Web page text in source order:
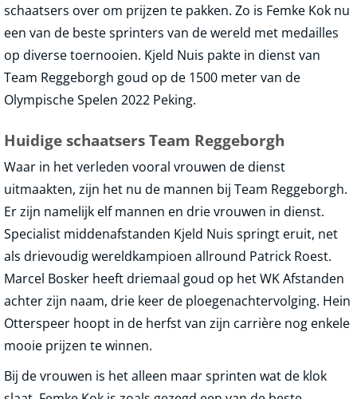
schaatsers over om prijzen te pakken. Zo is Femke Kok nu
een van de beste sprinters van de wereld met medailles
op diverse toernooien. Kjeld Nuis pakte in dienst van
Team Reggeborgh goud op de 1500 meter van de
Olympische Spelen 2022 Peking.
Huidige schaatsers Team Reggeborgh
Waar in het verleden vooral vrouwen de dienst
uitmaakten, zijn het nu de mannen bij Team Reggeborgh.
Er zijn namelijk elf mannen en drie vrouwen in dienst.
Specialist middenafstanden Kjeld Nuis springt eruit, net
als drievoudig wereldkampioen allround Patrick Roest.
Marcel Bosker heeft driemaal goud op het WK Afstanden
achter zijn naam, drie keer de ploegenachtervolging. Hein
Otterspeer hoopt in de herfst van zijn carrière nog enkele
mooie prijzen te winnen.
Bij de vrouwen is het alleen maar sprinten wat de klok